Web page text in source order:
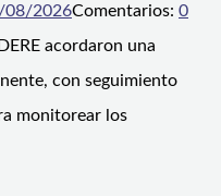
08/2026Comentarios: 0
acordaron una
con seguimiento
monitorear los